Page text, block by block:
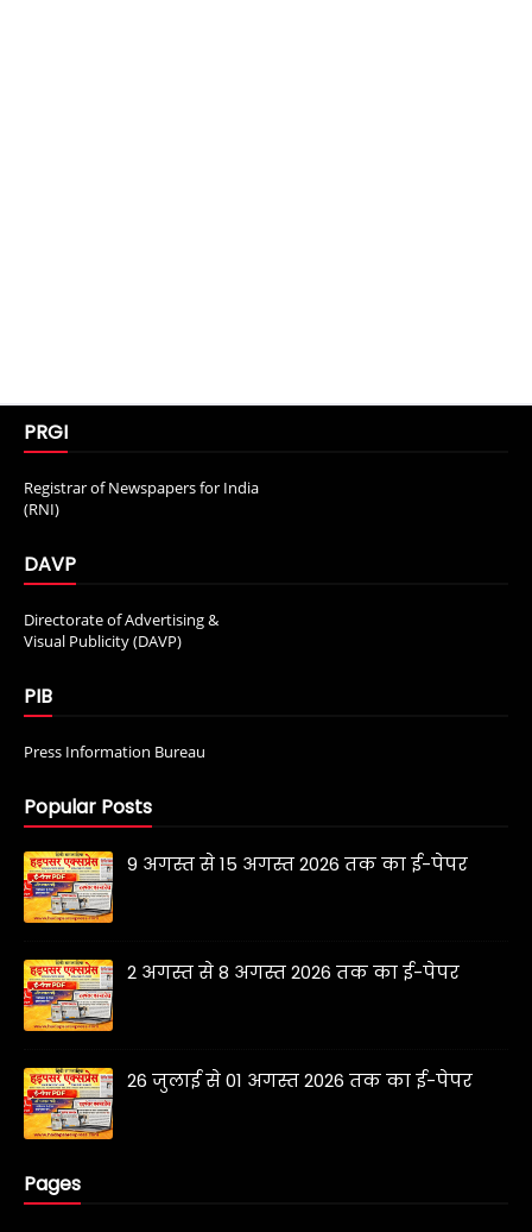
PRGI
Registrar of Newspapers for India
(RNI)
DAVP
Directorate of Advertising &
Visual Publicity (DAVP)
PIB
Press Information Bureau
Popular Posts
9 अगस्त से 15 अगस्त 2026 तक का ई-पेपर
2 अगस्त से 8 अगस्त 2026 तक का ई-पेपर
26 जुलाई से 01 अगस्त 2026 तक का ई-पेपर
Pages